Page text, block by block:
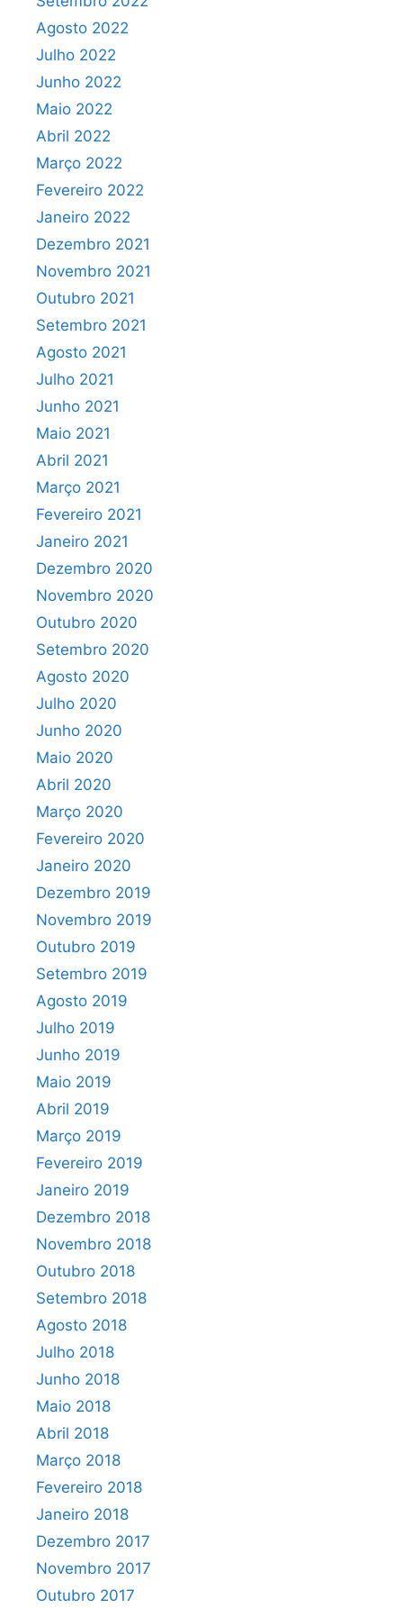
Agosto 2022
Julho 2022
Junho 2022
Maio 2022
Abril 2022
Março 2022
Fevereiro 2022
Janeiro 2022
Dezembro 2021
Novembro 2021
Outubro 2021
Setembro 2021
Agosto 2021
Julho 2021
Junho 2021
Maio 2021
Abril 2021
Março 2021
Fevereiro 2021
Janeiro 2021
Dezembro 2020
Novembro 2020
Outubro 2020
Setembro 2020
Agosto 2020
Julho 2020
Junho 2020
Maio 2020
Abril 2020
Março 2020
Fevereiro 2020
Janeiro 2020
Dezembro 2019
Novembro 2019
Outubro 2019
Setembro 2019
Agosto 2019
Julho 2019
Junho 2019
Maio 2019
Abril 2019
Março 2019
Fevereiro 2019
Janeiro 2019
Dezembro 2018
Novembro 2018
Outubro 2018
Setembro 2018
Agosto 2018
Julho 2018
Junho 2018
Maio 2018
Abril 2018
Março 2018
Fevereiro 2018
Janeiro 2018
Dezembro 2017
Novembro 2017
Outubro 2017